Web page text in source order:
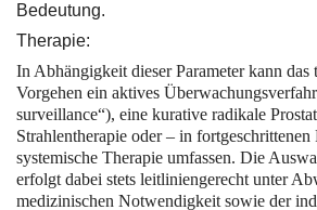
Bedeutung.
Therapie:
In Abhängigkeit dieser Parameter kann das
Vorgehen ein aktives
surveillance“), eine kurative radikale
Strahlentherapie oder – in fortgeschrittenen
systemische Therapie umfassen. Die
erfolgt dabei stets leitliniengerecht unter
medizinischen Notwendigkeit sowie der